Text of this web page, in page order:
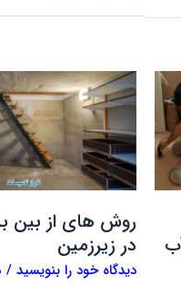
روش های از بین
در زیرزمین
دیدگاه‌ خود را بنویسید /
روش
های
بین
بردن
بوی
در
زیرزمین